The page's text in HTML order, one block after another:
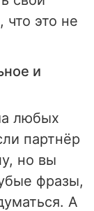
что это не
и
любых
партнёр
но вы
фразы,
А